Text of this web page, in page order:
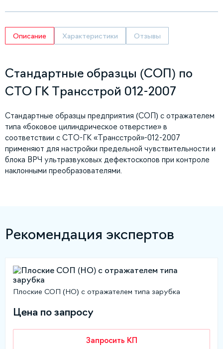
Описание Характеристики Отзывы
Стандартные образцы (СОП) по
СТО ГК Трансстрой 012-2007
Стандартные образцы предприятия (СОП) с отражателем
типа «боковое цилиндрическое отверстие» в
соответствии с СТО-ГК «Трансстрой»-012-2007
применяют для настройки предельной чувствительности и
блока ВРЧ ультразвуковых дефектоскопов при контроле
наклонными преобразователями.
Рекомендация экспертов
Плоские СОП (НО) с отражателем типа зарубка
Цена по запросу
Запросить КП